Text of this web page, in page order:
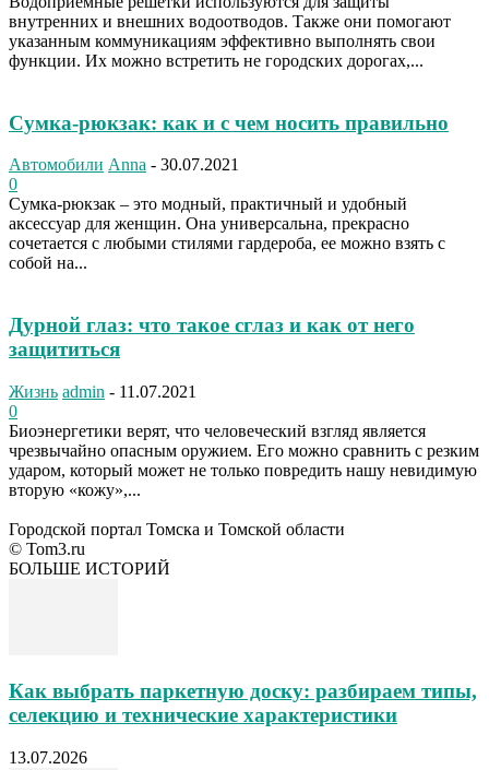
внутренних и внешних водоотводов. Также они помогают
указанным коммуникациям эффективно выполнять свои
функции. Их можно встретить не городских дорогах,...
Сумка-рюкзак: как и с чем носить правильно
Автомобили Anna - 30.07.2021
0
Сумка-рюкзак – это модный, практичный и удобный
аксессуар для женщин. Она универсальна, прекрасно
сочетается с любыми стилями гардероба, ее можно взять с
собой на...
Дурной глаз: что такое сглаз и как от него
защититься
Жизнь admin - 11.07.2021
0
Биоэнергетики верят, что человеческий взгляд является
чрезвычайно опасным оружием. Его можно сравнить с резким
ударом, который может не только повредить нашу невидимую
вторую «кожу»,...
Городской портал Томска и Томской области
© Tom3.ru
БОЛЬШЕ ИСТОРИЙ
Как выбрать паркетную доску: разбираем типы,
селекцию и технические характеристики
13.07.2026